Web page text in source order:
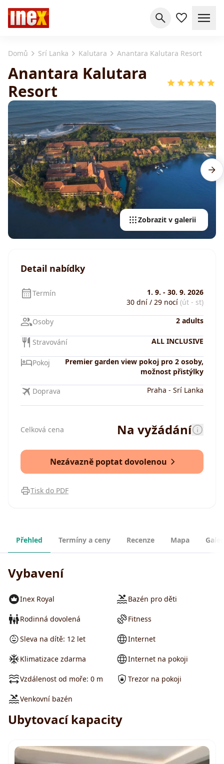
Domů Srí Lanka Kalutara Anantara Kalutara Resort
Anantara Kalutara
Resort
Zobrazit v galerii
Detail nabídky
Termín 1. 9. - 30. 9. 2026
30 dní / 29 nocí (út - st)
Osoby 2 adults
Stravování ALL INCLUSIVE
Pokoj
Premier garden view pokoj pro 2 osoby,
možnost přistýlky
Doprava Praha - Srí Lanka
Celková cena Na vyžádání
Nezávazně poptat dovolenou
Tisk do PDF
Přehled Termíny a ceny Recenze Mapa
Vybavení
Inex Royal
Rodinná dovolená
Sleva na dítě: 12 let
Klimatizace zdarma
Vzdálenost od moře: 0 m
Venkovní bazén
Bazén pro děti
Fitness
Internet
Internet na pokoji
Trezor na pokoji
Ubytovací kapacity